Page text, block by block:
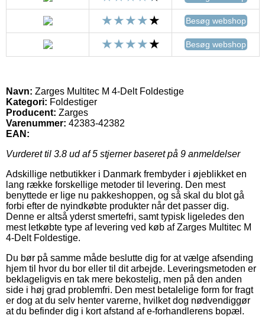
Besøg webshop
Besøg webshop
Navn: Zarges Multitec M 4-Delt Foldestige
Kategori: Foldestiger
Producent: Zarges
Varenummer: 42383-42382
EAN:
Vurderet til 3.8 ud af 5 stjerner baseret på 9 anmeldelser
Adskillige netbutikker i Danmark frembyder i øjeblikket en
lang række forskellige metoder til levering. Den mest
benyttede er lige nu pakkeshoppen, og så skal du blot gå
forbi efter de nyindkøbte produkter når det passer dig.
Denne er altså yderst smertefri, samt typisk ligeledes den
mest letkøbte type af levering ved køb af Zarges Multitec M
4-Delt Foldestige.
Du bør på samme måde beslutte dig for at vælge afsending
hjem til hvor du bor eller til dit arbejde. Leveringsmetoden er
beklageligvis en tak mere bekostelig, men på den anden
side i høj grad problemfri. Den mest betalelige form for fragt
er dog at du selv henter varerne, hvilket dog nødvendiggør
at du befinder dig i kort afstand af e-forhandlerens bopæl.